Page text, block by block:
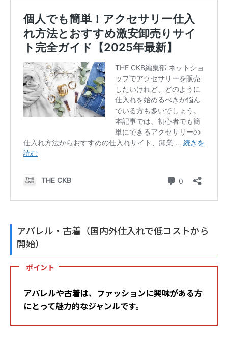
アパレル・古着（国内外仕入れで低コストから
開始）
ポイント
アパレルや古着は、ファッションに興味がある方
にとって魅力的なジャンルです。